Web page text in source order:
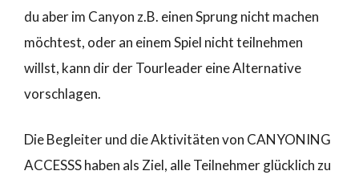
du aber im Canyon z.B. einen Sprung nicht machen
möchtest, oder an einem Spiel nicht teilnehmen
willst, kann dir der Tourleader eine Alternative
vorschlagen.
Die Begleiter und die Aktivitäten von CANYONING
ACCESSS haben als Ziel, alle Teilnehmer glücklich zu